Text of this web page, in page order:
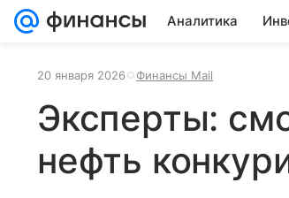
Аналитика
20 января 2026 Финансы Mail
Эксперты:
нефть